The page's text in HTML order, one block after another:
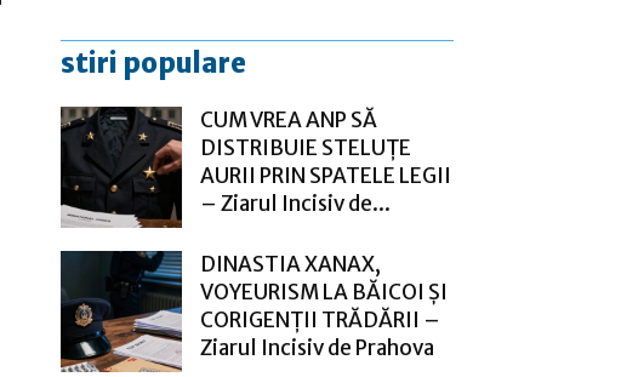
stiri populare
CUM VREA ANP SĂ
DISTRIBUIE STELUȚE
AURII PRIN SPATELE LEGII
– Ziarul Incisiv de...
DINASTIA XANAX,
VOYEURISM LA BĂICOI ȘI
CORIGENȚII TRĂDĂRII –
Ziarul Incisiv de Prahova